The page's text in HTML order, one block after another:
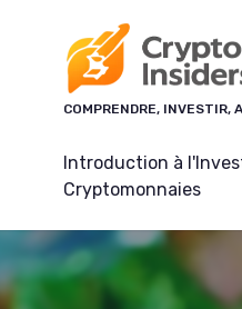
COMPRENDRE, INVESTIR,
Introduction à
Cryptomonnaies